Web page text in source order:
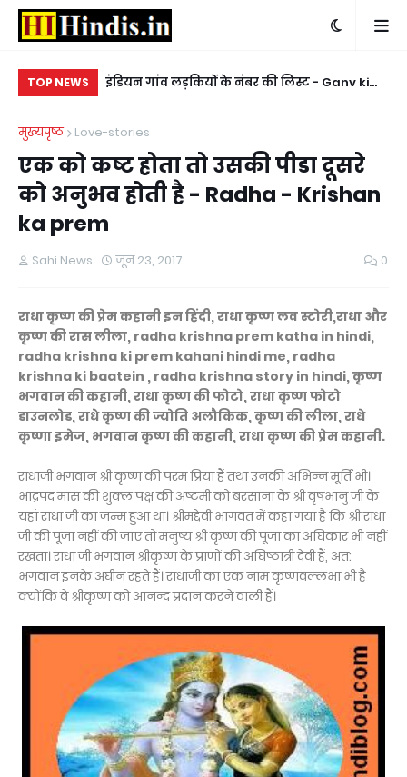
TOP NEWS
पर हरियाणवी
इंडियन गांव लड़कियों के नंबर की लिस्ट - Ganv ki
मुख्यपृष्ठ
Love-stories
एक को कष्ट होता तो उसकी पीडा दूसरे
को अनुभव होती है - Radha - Krishan
ka prem
Sahi News जून 23, 2017 0
राधा कृष्ण की प्रेम कहानी इन हिंदी, राधा कृष्ण लव स्टोरी,राधा और
कृष्ण की रास लीला, radha krishna prem katha in hindi,
radha krishna ki prem kahani hindi me, radha
krishna ki baatein , radha krishna story in hindi, कृष्ण
भगवान की कहानी, राधा कृष्ण की फोटो, राधा कृष्ण फोटो
डाउनलोड, राधे कृष्ण की ज्योति अलौकिक, कृष्ण की लीला, राधे
कृष्णा इमेज, भगवान कृष्ण की कहानी, राधा कृष्ण की प्रेम कहानी.
राधाजी भगवान श्री कृष्ण की परम प्रिया हैं तथा उनकी अभिन्न मूर्ति भी।
भाद्रपद मास की शुक्ल पक्ष की अष्टमी को बरसाना के श्री वृषभानु जी के
यहां राधा जी का जन्म हुआ था। श्रीमद्देवी भागवत में कहा गया है कि श्री राधा
जी की पूजा नहीं की जाए तो मनुष्य श्री कृष्ण की पूजा का अघिकार भी नहीं
रखता। राधा जी भगवान श्रीकृष्ण के प्राणों की अघिष्ठात्री देवी हैं, अत:
भगवान इनके अघीन रहते हैं। राधाजी का एक नाम कृष्णवल्लभा भी है
क्योंकि वे श्रीकृष्ण को आनन्द प्रदान करने वाली हैं।